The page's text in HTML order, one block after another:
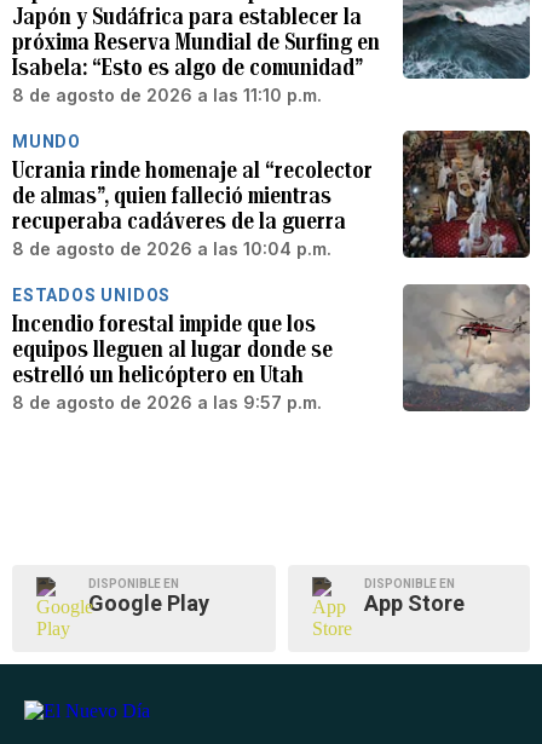
Japón y Sudáfrica para establecer la
próxima Reserva Mundial de Surfing en
Isabela: “Esto es algo de comunidad”
8 de agosto de 2026 a las 11:10 p.m.
MUNDO
Ucrania rinde homenaje al “recolector
de almas”, quien falleció mientras
recuperaba cadáveres de la guerra
8 de agosto de 2026 a las 10:04 p.m.
ESTADOS UNIDOS
Incendio forestal impide que los
equipos lleguen al lugar donde se
estrelló un helicóptero en Utah
8 de agosto de 2026 a las 9:57 p.m.
DISPONIBLE EN
Google Play
DISPONIBLE EN
App Store